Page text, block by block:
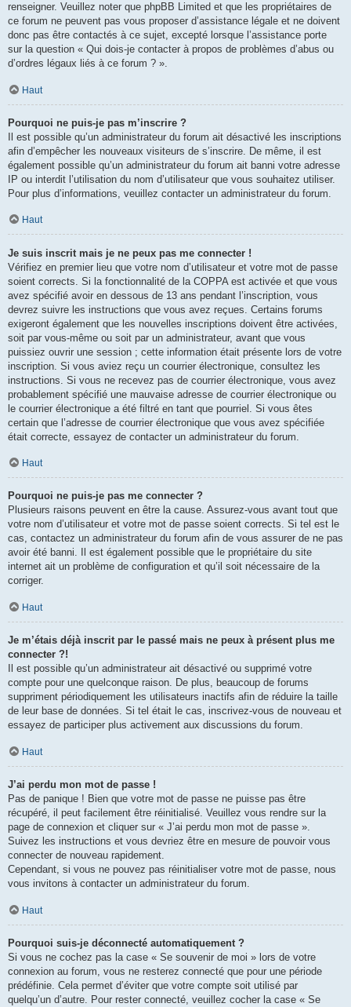
renseigner. Veuillez noter que phpBB Limited et que les propriétaires de
ce forum ne peuvent pas vous proposer d’assistance légale et ne doivent
donc pas être contactés à ce sujet, excepté lorsque l’assistance porte
sur la question « Qui dois-je contacter à propos de problèmes d’abus ou
d’ordres légaux liés à ce forum ? ».
Haut
Pourquoi ne puis-je pas m’inscrire ?
Il est possible qu’un administrateur du forum ait désactivé les inscriptions
afin d’empêcher les nouveaux visiteurs de s’inscrire. De même, il est
également possible qu’un administrateur du forum ait banni votre adresse
IP ou interdit l’utilisation du nom d’utilisateur que vous souhaitez utiliser.
Pour plus d’informations, veuillez contacter un administrateur du forum.
Haut
Je suis inscrit mais je ne peux pas me connecter !
Vérifiez en premier lieu que votre nom d’utilisateur et votre mot de passe
soient corrects. Si la fonctionnalité de la COPPA est activée et que vous
avez spécifié avoir en dessous de 13 ans pendant l’inscription, vous
devrez suivre les instructions que vous avez reçues. Certains forums
exigeront également que les nouvelles inscriptions doivent être activées,
soit par vous-même ou soit par un administrateur, avant que vous
puissiez ouvrir une session ; cette information était présente lors de votre
inscription. Si vous aviez reçu un courrier électronique, consultez les
instructions. Si vous ne recevez pas de courrier électronique, vous avez
probablement spécifié une mauvaise adresse de courrier électronique ou
le courrier électronique a été filtré en tant que pourriel. Si vous êtes
certain que l’adresse de courrier électronique que vous avez spécifiée
était correcte, essayez de contacter un administrateur du forum.
Haut
Pourquoi ne puis-je pas me connecter ?
Plusieurs raisons peuvent en être la cause. Assurez-vous avant tout que
votre nom d’utilisateur et votre mot de passe soient corrects. Si tel est le
cas, contactez un administrateur du forum afin de vous assurer de ne pas
avoir été banni. Il est également possible que le propriétaire du site
internet ait un problème de configuration et qu’il soit nécessaire de la
corriger.
Haut
Je m’étais déjà inscrit par le passé mais ne peux à présent plus me
connecter ?!
Il est possible qu’un administrateur ait désactivé ou supprimé votre
compte pour une quelconque raison. De plus, beaucoup de forums
suppriment périodiquement les utilisateurs inactifs afin de réduire la taille
de leur base de données. Si tel était le cas, inscrivez-vous de nouveau et
essayez de participer plus activement aux discussions du forum.
Haut
J’ai perdu mon mot de passe !
Pas de panique ! Bien que votre mot de passe ne puisse pas être
récupéré, il peut facilement être réinitialisé. Veuillez vous rendre sur la
page de connexion et cliquer sur « J’ai perdu mon mot de passe ».
Suivez les instructions et vous devriez être en mesure de pouvoir vous
connecter de nouveau rapidement.
Cependant, si vous ne pouvez pas réinitialiser votre mot de passe, nous
vous invitons à contacter un administrateur du forum.
Haut
Pourquoi suis-je déconnecté automatiquement ?
Si vous ne cochez pas la case « Se souvenir de moi » lors de votre
connexion au forum, vous ne resterez connecté que pour une période
prédéfinie. Cela permet d’éviter que votre compte soit utilisé par
quelqu’un d’autre. Pour rester connecté, veuillez cocher la case « Se